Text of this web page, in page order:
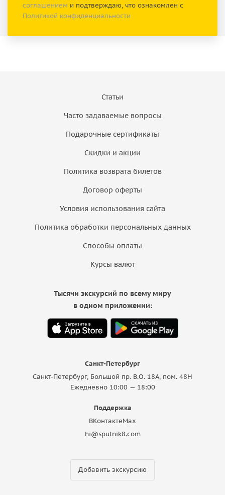
соглашением и подтверждаю, что ознакомлен с
Политикой конфиденциальности
Статьи
Часто задаваемые вопросы
Подарочные сертификаты
Скидки и акции
Политика возврата билетов
Договор оферты
Условия использования сайта
Политика обработки персональных данных
Способы оплаты
Курсы валют
Санкт-Петербург
Санкт-Петербург, Большой пр. В.О. 18A, пом. 48Н
Ежедневно 10:00 — 18:00
Поддержка
ВКонтактеMax
hi@sputnik8.com
Добавить экскурсию
Тысячи экскурсий по всему миру
в одном приложении: